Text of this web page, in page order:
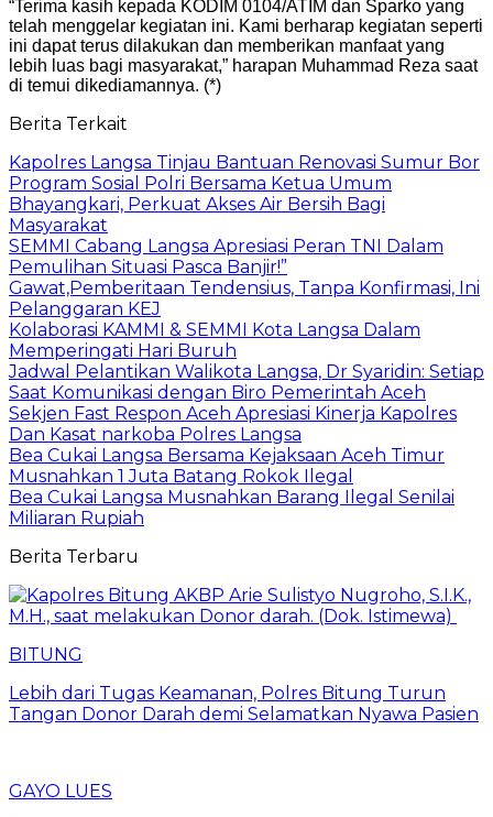
“Terima kasih kepada KODIM 0104/ATIM dan Sparko yang
telah menggelar kegiatan ini. Kami berharap kegiatan seperti
ini dapat terus dilakukan dan memberikan manfaat yang
lebih luas bagi masyarakat,” harapan Muhammad Reza saat
di temui dikediamannya. (*)
Berita Terkait
Kapolres Langsa Tinjau Bantuan Renovasi Sumur Bor
Program Sosial Polri Bersama Ketua Umum
Bhayangkari, Perkuat Akses Air Bersih Bagi
Masyarakat
SEMMI Cabang Langsa Apresiasi Peran TNI Dalam
Pemulihan Situasi Pasca Banjir!”
Gawat,Pemberitaan Tendensius, Tanpa Konfirmasi, Ini
Pelanggaran KEJ
Kolaborasi KAMMI & SEMMI Kota Langsa Dalam
Memperingati Hari Buruh
Jadwal Pelantikan Walikota Langsa, Dr Syaridin: Setiap
Saat Komunikasi dengan Biro Pemerintah Aceh
Sekjen Fast Respon Aceh Apresiasi Kinerja Kapolres
Dan Kasat narkoba Polres Langsa
Bea Cukai Langsa Bersama Kejaksaan Aceh Timur
Musnahkan 1 Juta Batang Rokok Ilegal
Bea Cukai Langsa Musnahkan Barang Ilegal Senilai
Miliaran Rupiah
Berita Terbaru
BITUNG
Lebih dari Tugas Keamanan, Polres Bitung Turun
Tangan Donor Darah demi Selamatkan Nyawa Pasien
GAYO LUES